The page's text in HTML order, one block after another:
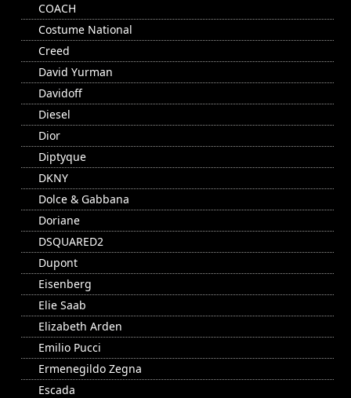
COACH
Costume National
Creed
David Yurman
Davidoff
Diesel
Dior
Diptyque
DKNY
Dolce & Gabbana
Doriane
DSQUARED2
Dupont
Eisenberg
Elie Saab
Elizabeth Arden
Emilio Pucci
Ermenegildo Zegna
Escada